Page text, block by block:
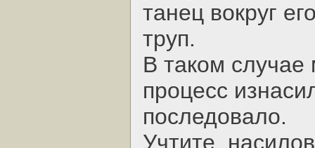
танец вокруг
труп.
В таком
процесс
последовало.
Учтите,